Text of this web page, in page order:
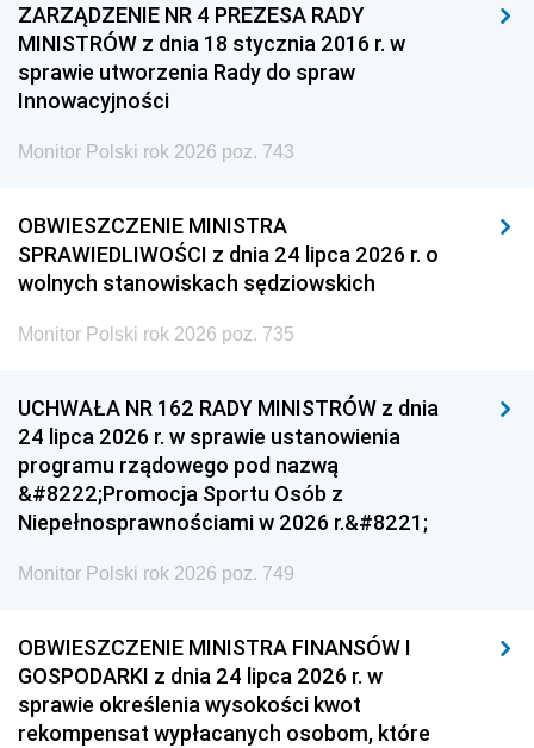
ZARZĄDZENIE NR 4 PREZESA RADY
MINISTRÓW z dnia 18 stycznia 2016 r. w
sprawie utworzenia Rady do spraw
Innowacyjności
Monitor Polski rok 2026 poz. 743
OBWIESZCZENIE MINISTRA
SPRAWIEDLIWOŚCI z dnia 24 lipca 2026 r. o
wolnych stanowiskach sędziowskich
Monitor Polski rok 2026 poz. 735
UCHWAŁA NR 162 RADY MINISTRÓW z dnia
24 lipca 2026 r. w sprawie ustanowienia
programu rządowego pod nazwą
&#8222;Promocja Sportu Osób z
Niepełnosprawnościami w 2026 r.&#8221;
Monitor Polski rok 2026 poz. 749
OBWIESZCZENIE MINISTRA FINANSÓW I
GOSPODARKI z dnia 24 lipca 2026 r. w
sprawie określenia wysokości kwot
rekompensat wypłacanych osobom, które